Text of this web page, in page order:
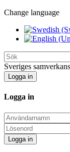
Change language
Sveriges
Logga in
Logga in
Logga in